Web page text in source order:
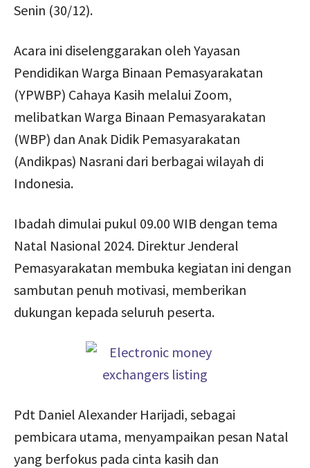
Senin (30/12).
Acara ini diselenggarakan oleh Yayasan
Pendidikan Warga Binaan Pemasyarakatan
(YPWBP) Cahaya Kasih melalui Zoom,
melibatkan Warga Binaan Pemasyarakatan
(WBP) dan Anak Didik Pemasyarakatan
(Andikpas) Nasrani dari berbagai wilayah di
Indonesia.
Ibadah dimulai pukul 09.00 WIB dengan tema
Natal Nasional 2024. Direktur Jenderal
Pemasyarakatan membuka kegiatan ini dengan
sambutan penuh motivasi, memberikan
dukungan kepada seluruh peserta.
Pdt Daniel Alexander Harijadi, sebagai
pembicara utama, menyampaikan pesan Natal
yang berfokus pada cinta kasih dan